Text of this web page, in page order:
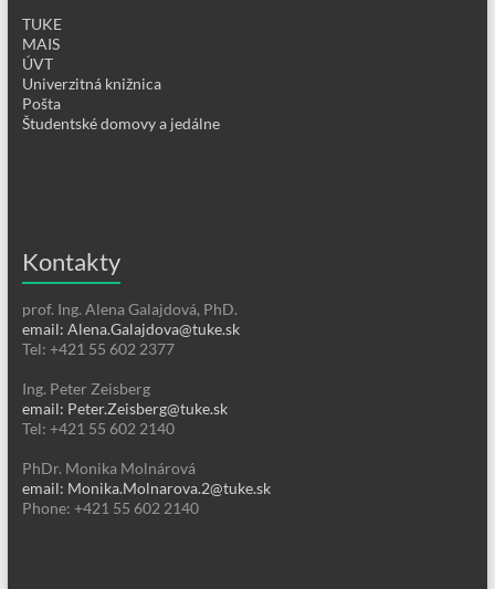
TUKE
MAIS
ÚVT
Univerzitná knižnica
Pošta
Študentské domovy a jedálne
Kontakty
prof. Ing. Alena Galajdová, PhD.
email: Alena.Galajdova@tuke.sk
Tel: +421 55 602 2377
Ing. Peter Zeisberg
email: Peter.Zeisberg@tuke.sk
Tel: +421 55 602 2140
PhDr. Monika Molnárová
email: Monika.Molnarova.2@tuke.sk
Phone: +421 55 602 2140